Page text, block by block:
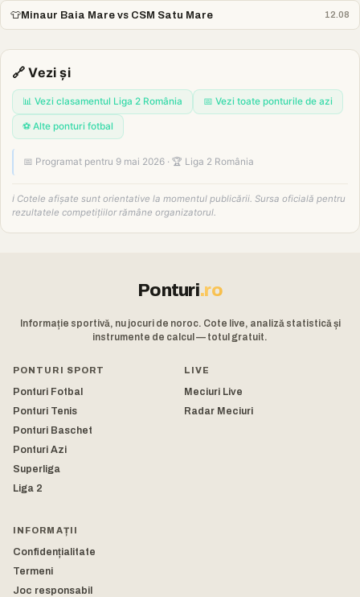
👕Minaur Baia Mare vs CSM Satu Mare 12.08
🔗 Vezi și
📊 Vezi clasamentul Liga 2 România 📅 Vezi toate ponturile de azi
⚽ Alte ponturi fotbal
📅 Programat pentru 9 mai 2026 · 🏆 Liga 2 România
ℹ️ Cotele afișate sunt orientative la momentul publicării. Sursa oficială pentru
rezultatele competițiilor rămâne organizatorul.
Ponturi.ro
Informație sportivă, nu jocuri de noroc. Cote live, analiză statistică și
instrumente de calcul — totul gratuit.
PONTURI SPORT
Ponturi Fotbal
Ponturi Tenis
Ponturi Baschet
Ponturi Azi
Superliga
Liga 2
LIVE
Meciuri Live
Radar Meciuri
INFORMAȚII
Confidențialitate
Termeni
Joc responsabil